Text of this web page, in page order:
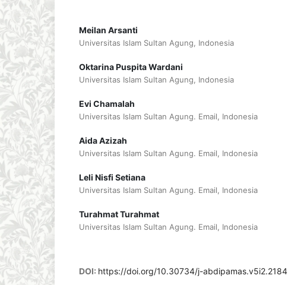
Meilan Arsanti
Universitas Islam Sultan Agung, Indonesia
Oktarina Puspita Wardani
Universitas Islam Sultan Agung, Indonesia
Evi Chamalah
Universitas Islam Sultan Agung. Email, Indonesia
Aida Azizah
Universitas Islam Sultan Agung. Email, Indonesia
Leli Nisfi Setiana
Universitas Islam Sultan Agung. Email, Indonesia
Turahmat Turahmat
Universitas Islam Sultan Agung. Email, Indonesia
DOI: https://doi.org/10.30734/j-abdipamas.v5i2.2184